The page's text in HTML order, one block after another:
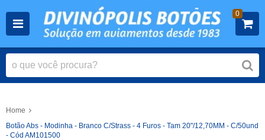
0
Home
Botão Abs - Modinha - Branco C/Strass - 4 Furos - Tam 20"/12,70MM - C/50und
- Cód AM101500